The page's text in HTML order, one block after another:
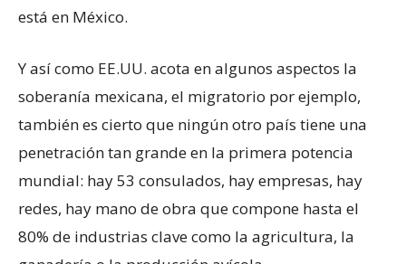
está en México.
Y así como EE.UU. acota en algunos aspectos la
soberanía mexicana, el migratorio por ejemplo,
también es cierto que ningún otro país tiene una
penetración tan grande en la primera potencia
mundial: hay 53 consulados, hay empresas, hay
redes, hay mano de obra que compone hasta el
80% de industrias clave como la agricultura, la